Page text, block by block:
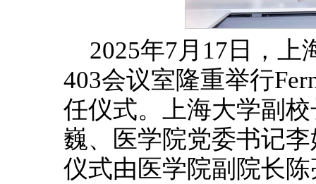
2025年7月17日，
403会议室隆重举行
任仪式。上海大学副
巍、医学院党委书记
仪式由医学院副院长